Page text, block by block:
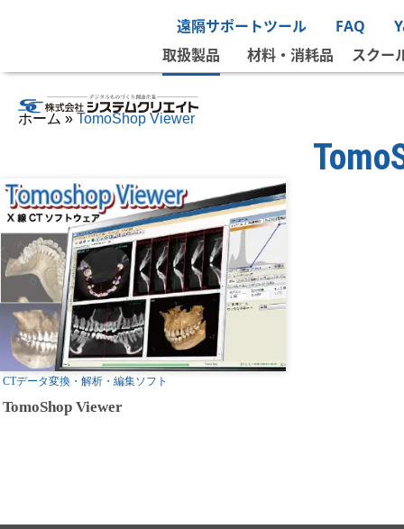
遠隔サポートツール FAQ
取扱製品
材料・消耗品 スクー
ホーム » TomoShop Viewer
CTデータ変換・解析・編集ソフト
TomoShop Viewer